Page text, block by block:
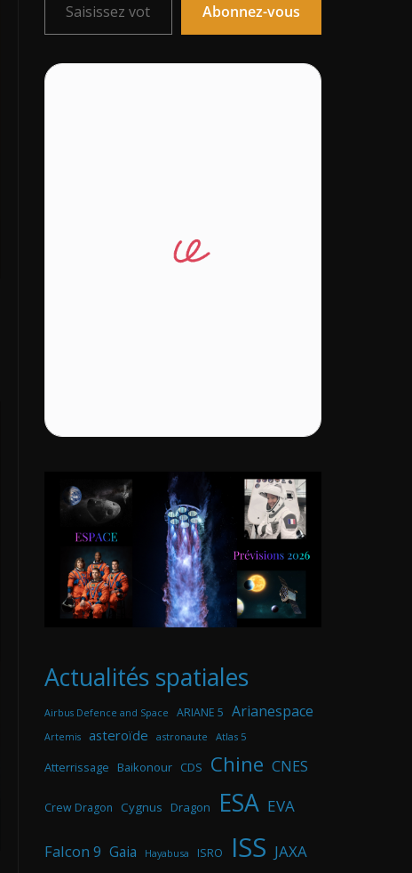
Abonnez-vous
Actualités spatiales
Airbus Defence and Space ARIANE 5 Arianespace
Artemis asteroïde astronaute Atlas 5
Atterrissage Baikonour CDS Chine CNES
Crew Dragon Cygnus Dragon ESA EVA
Falcon 9 Gaia Hayabusa ISRO ISS JAXA